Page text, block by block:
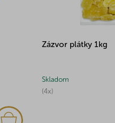
Zázvor plátky 1kg
(4x)
Skladom